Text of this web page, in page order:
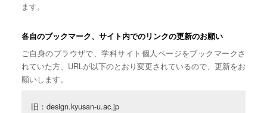
ます。
各自のブックマーク、サイト内でのリンクの更新のお願い
ご自身のブラウザで、学科サイト個人ページをブックマークさ
れていた方、URLが以下のとおり変更されているので、更新をお
願いします。
旧：design.kyusan-u.ac.jp